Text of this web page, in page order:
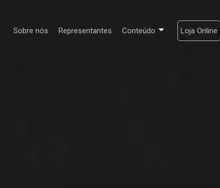
Sobre nós Representantes Conteúdo Loja Online